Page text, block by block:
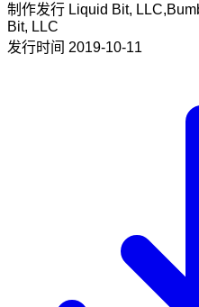
制作发行 Liquid Bit,
Bit, LLC
发行时间 2019-10-11